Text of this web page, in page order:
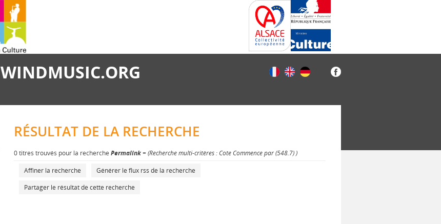
WINDMUSIC.ORG
RÉSULTAT DE LA RECHERCHE
0 titres trouvés pour la recherche Permalink= (Recherche multi-critères : Cote Commence par (548.7) )
Affiner la recherche
Générer le flux rss de la recherche
Partager le résultat de cette recherche